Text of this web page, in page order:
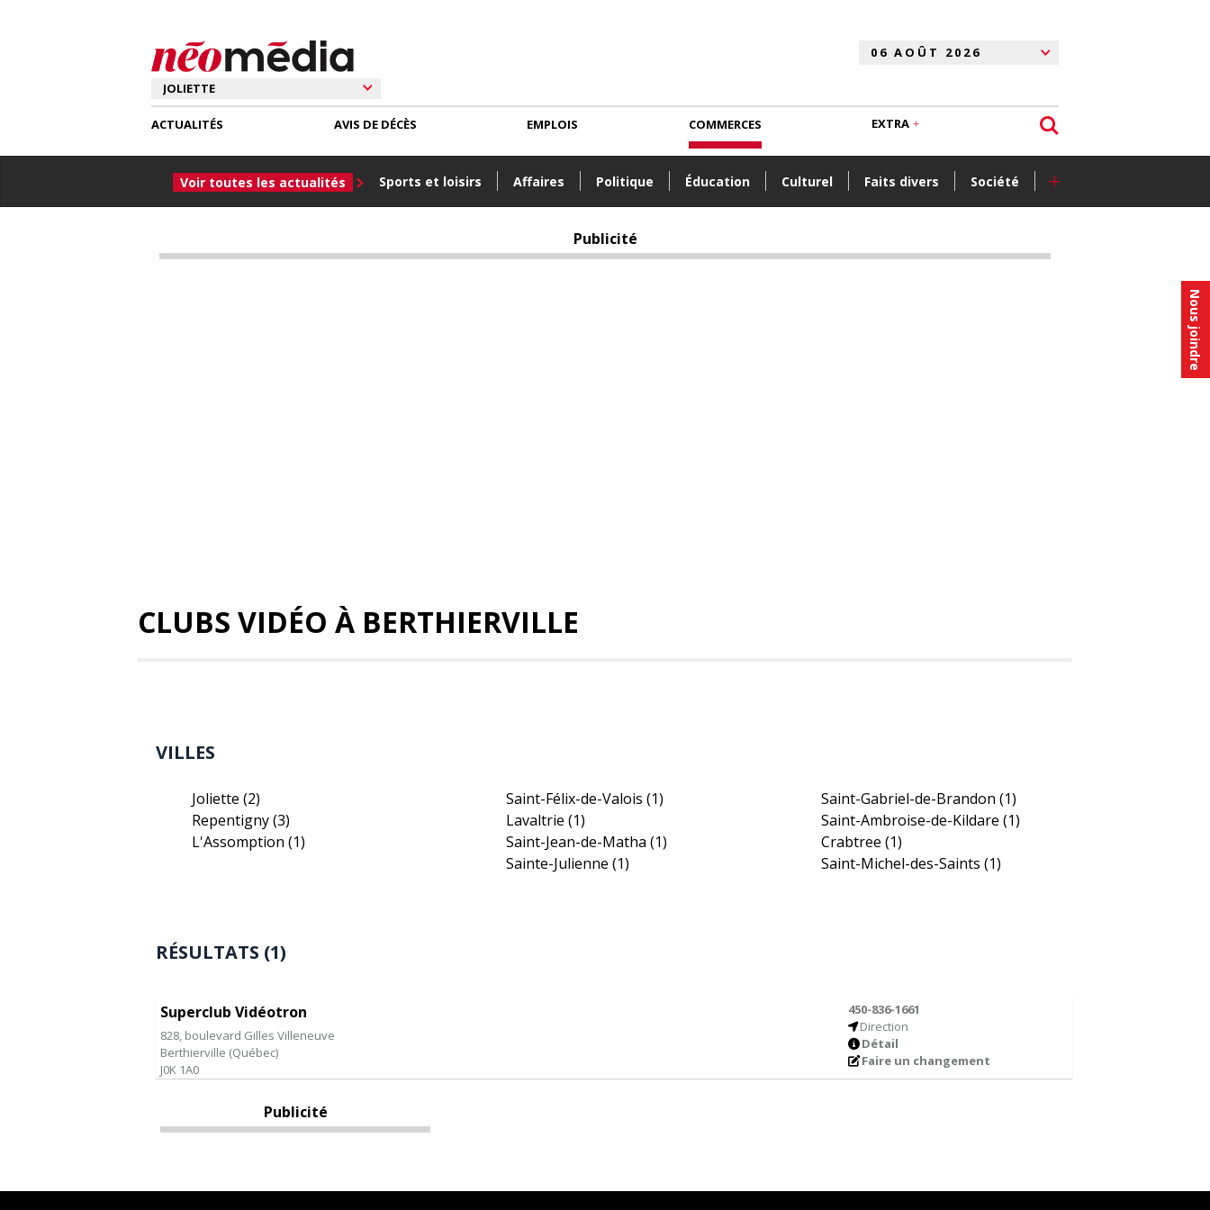
Nous joindre
ACTUALITÉS
Voir toutes les actualités Sports et loisirs Affaires Politique Éducation Culturel Faits divers Société +
AVIS DE DÉCÈS EMPLOIS COMMERCES EXTRA
Publicité
CLUBS VIDÉO À BERTHIERVILLE
VILLES
Joliette (2)
Repentigny(3)
L'Assomption (1)
Saint-Félix-de-Valois(1)
Lavaltrie(1)
Saint-Jean-de-Matha(1)
Sainte-Julienne(1)
Saint-Gabriel-de-Brandon (1)
Saint-Ambroise-de-Kildare (1)
Crabtree (1)
Saint-Michel-des-Saints (1)
RÉSULTATS (1)
Superclub Vidéotron
828, boulevard Gilles Villeneuve
Berthierville (Québec)
J0K 1A0
450-836-1661
Direction
Détail
Faire un changement
Publicité